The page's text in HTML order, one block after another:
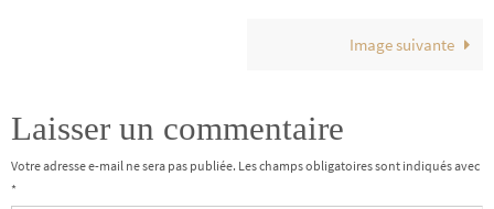
Image suivante
Laisser un commentaire
Votre adresse e-mail ne sera pas publiée. Les champs obligatoires sont indiqués avec
*